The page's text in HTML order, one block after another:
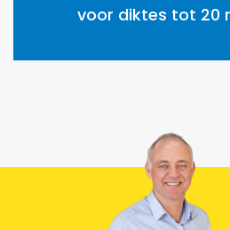
voor diktes tot 20